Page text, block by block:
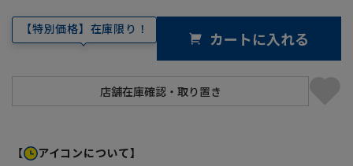
【特別価格】在庫限り！ カートに入れる
【 アイコンについて】